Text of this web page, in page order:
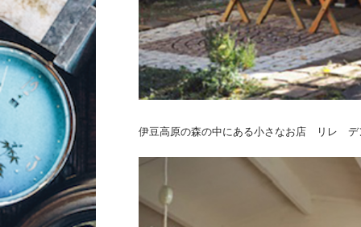
伊豆高原の森の中にある小さなお店 リレ デ